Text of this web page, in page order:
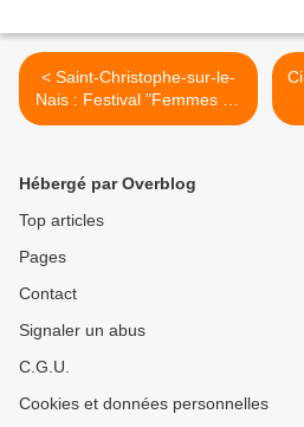
< Saint-Christophe-sur-le-
Nais : Festival "Femmes en
campagne"
Hébergé par Overblog
Top articles
Pages
Contact
Signaler un abus
C.G.U.
Cookies et données personnelles